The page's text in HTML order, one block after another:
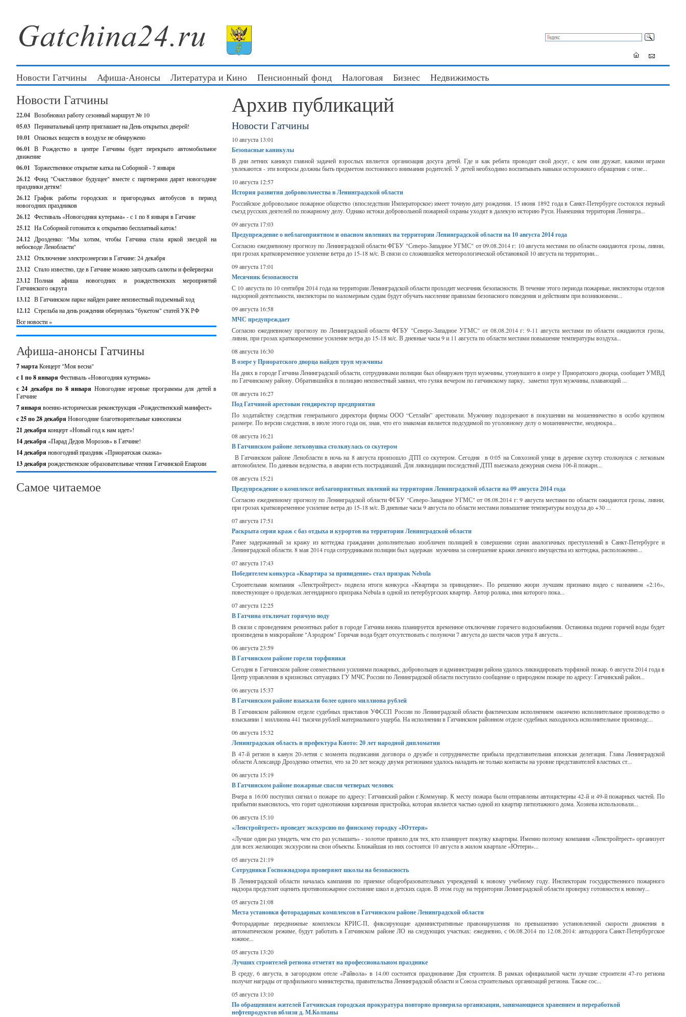
Новости Гатчины Афиша-Анонсы Литература и Кино Пенсионный фонд Налоговая Бизнес Недвижимость
Новости Гатчины
22.04 Возобновил работу сезонный маршрут № 10
05.03 Перинатальный центр приглашает на День открытых дверей!
10.01 Опасных веществ в воздухе не обнаружено
06.01 В Рождество в центре Гатчины будет перекрыто автомобильное
движение
06.01 Торжественное открытие катка на Соборной - 7 января
26.12 Фонд "Счастливое будущее" вместе с партнерами дарят новогодние
праздники детям!
26.12 График работы городских и пригородных автобусов в период
новогодних праздников
26.12 Фестиваль «Новогодняя кутерьма» - с 1 по 8 января в Гатчине
25.12 На Соборной готовится к открытию бесплатный каток!
24.12 Дрозденко: "Мы хотим, чтобы Гатчина стала яркой звездой на
небосводе Ленобласти"
23.12 Отключение электроэнергии в Гатчине: 24 декабря
23.12 Стало известно, где в Гатчине можно запускать салюты и фейерверки
23.12 Полная афиша новогодних и рождественских мероприятий
Гатчинского округа
13.12 В Гатчинском парке найден ранее неизвестный подземный ход
12.12 Стрельба на день рождения обернулась "букетом" статей УК РФ
Все новости »
Афиша-анонсы Гатчины
7 мартаКонцерт "Моя весна"
с 1 по 8 января Фестиваль «Новогодняя кутерьма»
с 24 декабря по 8 января Новогодние игровые программы для детей в
Гатчине
7 января военно-историческая реконструкция «Рождественский манифест»
c 25 по 28 декабря Новогодние благотворительные киносеансы
21 декабря концерт «Новый год к нам идет»!
14 декабря «Парад Дедов Морозов» в Гатчине!
14 декабря новогодний праздник «Приоратская сказка»
13 декабря рождественские образовательные чтения Гатчинской Епархии
Самое читаемое
Архив публикаций
Новости Гатчины
10 августа 13:01
Безопасные каникулы
В дни летних каникул главной задачей взрослых является организация досуга детей. Где и как ребята проводят свой досуг, с кем они дружат, какими играми
увлекаются - эти вопросы должны быть предметом постоянного внимания родителей. У детей необходимо воспитывать навыки осторожного обращения с огне...
10 августа 12:57
История развития добровольчества в Ленинградской области
Российское добровольное пожарное общество (впоследствии Императорское) имеет точную дату рождения. 15 июня 1892 года в Санкт-Петербурге состоялся первый
съезд русских деятелей по пожарному делу. Однако истоки добровольной пожарной охраны уходят в далекую историю Руси. Нынешняя территория Ленингра...
09 августа 17:03
Предупреждение о неблагоприятном и опасном явлениях на территории Ленинградской области на 10 августа 2014 года
Согласно ежедневному прогнозу по Ленинградской области ФГБУ "Северо-Западное УГМС" от 09.08.2014 г: 10 августа местами по области ожидаются грозы, ливни,
при грозах кратковременное усиление ветра до 15-18 м/с. В связи со сложившейся метеорологической обстановкой 10 августа на территории...
09 августа 17:01
Месячник безопасности
С 10 августа по 10 сентября 2014 года на территории Ленинградской области проходит месячник безопасности. В течение этого периода пожарные, инспекторы отделов
надзорной деятельности, инспекторы по маломерным судам будут обучать население правилам безопасного поведения и действиям при возникновени...
09 августа 16:58
МЧС предупреждает
Согласно ежедневному прогнозу по Ленинградской области ФГБУ "Северо-Западное УГМС" от 08.08.2014 г: 9-11 августа местами по области ожидаются грозы,
ливни, при грозах кратковременное усиление ветра до 15-18 м/с. В дневные часы 9 и 11 августа по области местами повышение температуры воздуха...
08 августа 16:30
В озере у Приоратского дворца найден труп мужчины
На днях в городе Гатчина Ленинградской области, сотрудниками полиции был обнаружен труп мужчины, утонувшего в озере у Приоратского дворца, сообщает УМВД
по Гатчинскому району. Обратившийся в полицию неизвестный заявил, что гуляя вечером по гатчинскому парку, заметил труп мужчины, плавающий ...
08 августа 16:27
Под Гатчиной арестован гендиректор предприятия
По ходатайству следствия генерального директора фирмы ООО “Сетлайн” арестовали. Мужчину подозревают в покушении на мошенничество в особо крупном
размере. По версии следствия, в июле этого года он, зная, что его знакомая является подсудимой по уголовному делу о мошенничестве, неоднокра...
08 августа 16:21
В Гатчинском районе легковушка столкнулась со скутером
В Гатчинском районе Ленобласти в ночь на 8 августа произошло ДТП со скутером. Сегодня в 0:05 на Совхозной улице в деревне скутер столкнулся с легковым
автомобилем. По данным ведомства, в аварии есть пострадавший. Для ликвидации последствий ДТП выезжала дежурная смена 106-й пожарн...
08 августа 15:21
Предупреждение о комплексе неблагоприятных явлений на территории Ленинградской области на 09 августа 2014 года
Согласно ежедневному прогнозу по Ленинградской области ФГБУ "Северо-Западное УГМС" от 08.08.2014 г: 9 августа местами по области ожидаются грозы, ливни,
при грозах кратковременное усиление ветра до 15-18 м/с. В дневные часы 9 августа по области местами повышение температуры воздуха до +30 ...
07 августа 17:51
Раскрыта серия краж с баз отдыха и курортов на территории Ленинградской области
Ранее задержанный за кражу из коттеджа гражданин дополнительно изобличен полицией в совершении серии аналогичных преступлений в Санкт-Петербурге и
Ленинградской области. 8 мая 2014 года сотрудниками полиции был задержан мужчина за совершение кражи личного имущества из коттеджа, расположенно...
07 августа 17:43
Победителем конкурса «Квартира за привидение» стал призрак Nebula
Строительная компания «Ленстройтрест» подвела итоги конкурса «Квартира за привидение». По решению жюри лучшим признано видео с названием «2:16»,
повествующее о проделках легендарного призрака Nebula в одной из петербургских квартир. Автор ролика, имя которого пока...
07 августа 12:25
В Гатчина отключат горячую воду
В связи с проведением ремонтных работ в городе Гатчина вновь планируется временное отключение горячего водоснабжения. Остановка подачи горячей воды будет
произведена в микрорайоне "Аэродром" Горячая вода будет отсутствовать с полуночи 7 августа до шести часов утра 8 августа...
06 августа 23:59
В Гатчинском районе горели торфяники
Сегодня в Гатчинском районе совместными усилиями пожарных, добровольцев и администрации района удалось ликвидировать торфяной пожар. 6 августа 2014 года в
Центр управления в кризисных ситуациях ГУ МЧС России по Ленинградской области поступило сообщение о природном пожаре по адресу: Гатчинский район...
06 августа 15:37
В Гатчинском районе взыскали более одного миллиона рублей
В Гатчинском районном отделе судебных приставов УФССП России по Ленинградской области фактическим исполнением окончено исполнительное производство о
взыскании 1 миллиона 441 тысячи рублей материального ущерба. На исполнении в Гатчинском районном отделе судебных находилось исполнительное производс...
06 августа 15:32
Ленинградская область и префектура Киото: 20 лет народной дипломатии
В 47-й регион в канун 20-летия с момента подписания договора о дружбе и сотрудничестве прибыла представительная японская делегация. Глава Ленинградской
области Александр Дрозденко отметил, что за 20 лет между двумя регионами удалось наладить не только контакты на уровне представителей властных ст...
06 августа 15:19
В Гатчинском районе пожарные спасли четверых человек
Вчера в 16:00 поступил сигнал о пожаре по адресу: Гатчинский район г.Коммунар. К месту пожара были отправлены автоцистерны 42-й и 49-й пожарных частей. По
прибытии выяснилось, что горит одноэтажная кирпичная пристройка, которая является частью одной из квартир пятиэтажного дома. Хозяева использовали...
06 августа 15:10
«Ленстройтрест» проведет экскурсию по финскому городку «Юттери»
«Лучше один раз увидеть, чем сто раз услышать» - золотое правило для тех, кто планирует покупку квартиры. Именно поэтому компания «Ленстройтрест» организует
для всех желающих экскурсии на свои объекты. Ближайшая из них состоится 10 августа в жилом квартале «Юттери»...
05 августа 21:19
Сотрудники Госпожнадзора проверяют школы на безопасность
В Ленинградской области началась кампания по приемке общеобразовательных учреждений к новому учебному году. Инспекторам государственного пожарного
надзора предстоит оценить противопожарное состояние школ и детских садов. В этом году на территории Ленинградской области проверку готовности к новому...
05 августа 21:08
Места установки фоторадарных комплексов в Гатчинском районе Ленинградской области
Фоторадарные передвижные комплексы КРИС-П, фиксирующие административные правонарушения по превышению установленной скорости движения в
автоматическом режиме, будут работать в Гатчинском районе ЛО на следующих участках: ежедневно, с 06.08.2014 по 12.08.2014: автодорога Санкт-Петербургское
южное...
05 августа 13:20
Лучших строителей региона отметят на профессиональном празднике
В среду, 6 августа, в загородном отеле «Райвола» в 14.00 состоится празднование Дня строителя. В рамках официальной части лучшие строители 47-го региона
получат награды от прлфильного министерства, правительства Ленинградской области и Союза строительных организаций региона. Также сос...
05 августа 13:10
По обращениям жителей Гатчинская городская прокуратура повторно проверила организации, занимающиеся хранением и переработкой
нефтепродуктов вблизи д. М.Колпаны